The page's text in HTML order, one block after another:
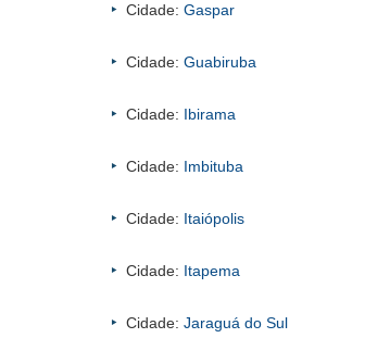
Cidade: Gaspar
Cidade: Guabiruba
Cidade: Ibirama
Cidade: Imbituba
Cidade: Itaiópolis
Cidade: Itapema
Cidade: Jaraguá do Sul